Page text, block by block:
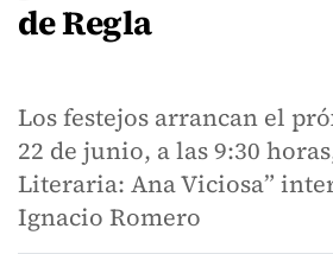
de Regla
Los festejos arrancan el
22 de junio, a las 9:30
Literaria: Ana Viciosa”
Ignacio Romero